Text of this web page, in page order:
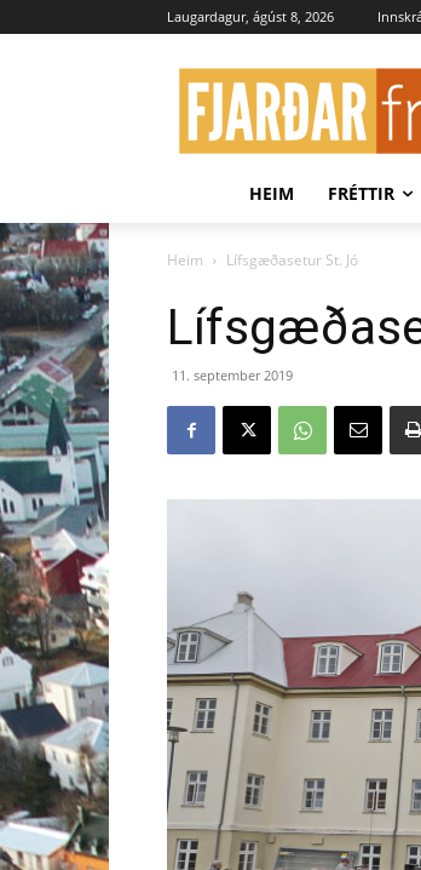
Laugardagur, ágúst 8, 2026
HEIM FRÉTTIR
Heim Lífsgæðasetur St. Jó
11. september 2019